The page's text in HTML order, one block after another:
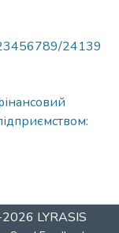
24139
LYRASIS